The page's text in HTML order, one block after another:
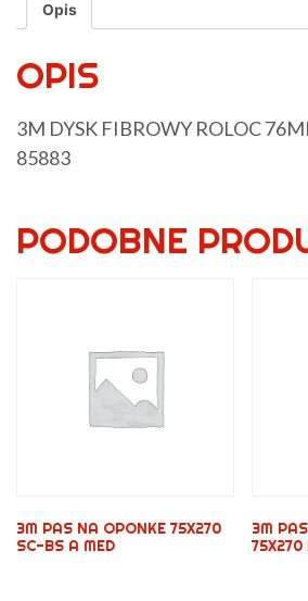
Opis
OPIS
3M DYSK FIBROWY ROLOC
85883
PODOBNE
3M PAS NA OPONKE 75X270
SC-BS A MED
3M